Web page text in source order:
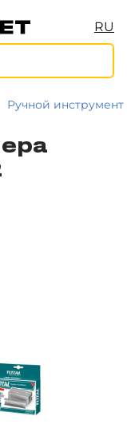
RU
Ручной инструмент